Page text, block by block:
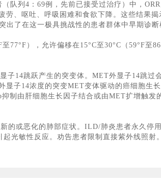
队列4：69例，先前已接受过治疗）中，
、呕吐、呼吸困难和食欲下降。这些结果
出了在这一极具挑战性的患者群体中早期诊
77°F），允许偏移在15°C至30°C（59°F
子14跳跃产生的突变体。MET外显子14跳
显子14浓度的突变MET变体驱动的癌细胞生
制由肝细胞生长因子结合或由MET扩增触
的或恶化的肺部症状。ILD/肺炎患者永久停
光敏性反应。劝告患者限制直接紫外线照